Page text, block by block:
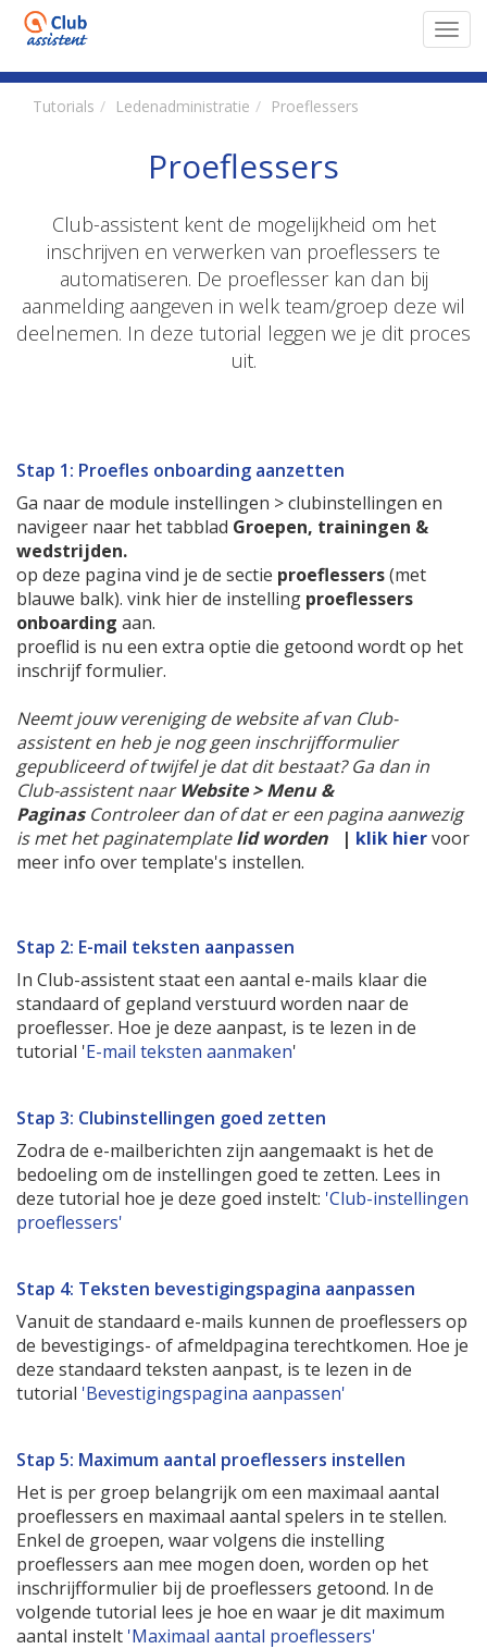
Tutorials Ledenadministratie Proeflessers
Proeflessers
Club-assistent kent de mogelijkheid om het
inschrijven en verwerken van proeflessers te
automatiseren. De proeflesser kan dan bij
aanmelding aangeven in welk team/groep deze wil
deelnemen. In deze tutorial leggen we je dit proces
uit.
Stap 1: Proefles onboarding aanzetten
Ga naar de module instellingen > clubinstellingen en
navigeer naar het tabblad Groepen, trainingen &
wedstrijden.
op deze pagina vind je de sectie proeflessers(met
blauwe balk). vink hier de instelling proeflessers
onboarding aan.
proeflid is nu een extra optie die getoond wordt op het
inschrijf formulier.
Neemt jouw vereniging de website af van Club-
assistent en heb je nog geen inschrijfformulier
gepubliceerd of twijfel je dat dit bestaat? Ga dan in
Club-assistent naarWebsite > Menu &
PaginasControleer dan of dat er een pagina aanwezig
is met het paginatemplatelid worden | klik hiervoor
meer info over template's instellen.
Stap 2: E-mail teksten aanpassen
In Club-assistent staat een aantal e-mails klaar die
standaard of gepland verstuurd worden naar de
proeflesser. Hoe je deze aanpast, is te lezen in de
tutorial 'E-mail teksten aanmaken'
Stap 3: Clubinstellingen goed zetten
Zodra de e-mailberichten zijn aangemaakt is het de
bedoeling om de instellingen goed te zetten. Lees in
deze tutorial hoe je deze goed instelt: 'Club-instellingen
proeflessers'
Stap 4: Teksten bevestigingspagina aanpassen
Vanuit de standaard e-mails kunnen de proeflessers op
de bevestigings- of afmeldpagina terechtkomen. Hoe je
deze standaard teksten aanpast, is te lezen in de
tutorial 'Bevestigingspagina aanpassen'
Stap 5: Maximum aantal proeflessers instellen
Het is per groep belangrijk om een maximaal aantal
proeflessers en maximaal aantal spelers in te stellen.
Enkel de groepen, waar volgens die instelling
proeflessers aan mee mogen doen, worden op het
inschrijfformulier bij de proeflessers getoond. In de
volgende tutorial lees je hoe en waar je dit maximum
aantal instelt 'Maximaal aantal proeflessers'